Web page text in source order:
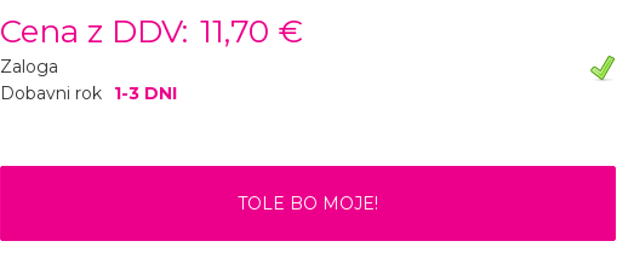
Cena z DDV: 11,70 €
Zaloga
Dobavni rok
1-3 DNI
TOLE BO MOJE!